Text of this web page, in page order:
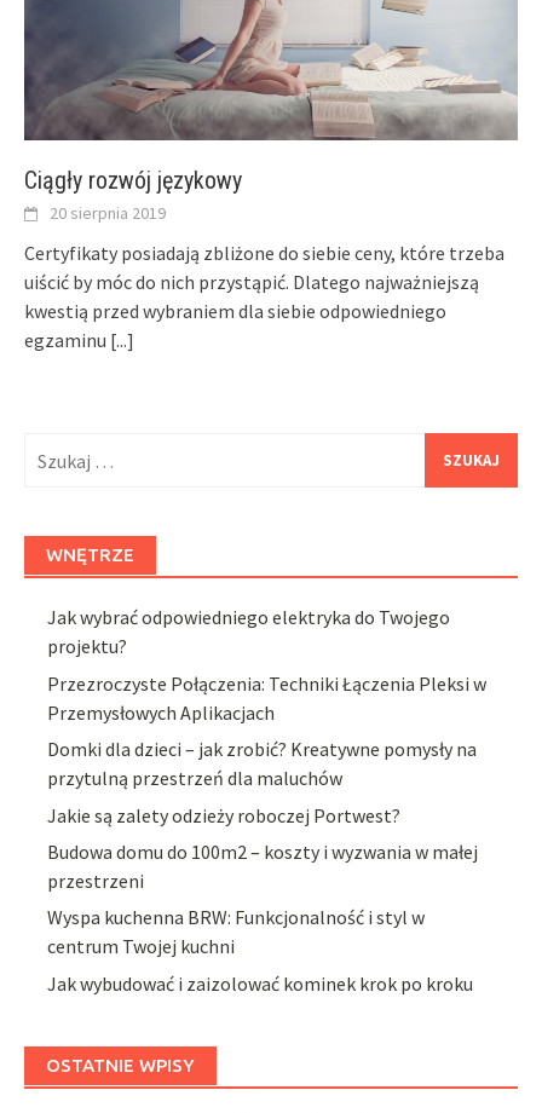
Ciągły rozwój językowy
20 sierpnia 2019
Certyfikaty posiadają zbliżone do siebie ceny, które trzeba
uiścić by móc do nich przystąpić. Dlatego najważniejszą
kwestią przed wybraniem dla siebie odpowiedniego
egzaminu [...]
WNĘTRZE
Jak wybrać odpowiedniego elektryka do Twojego
projektu?
Przezroczyste Połączenia: Techniki Łączenia Pleksi w
Przemysłowych Aplikacjach
Domki dla dzieci – jak zrobić? Kreatywne pomysły na
przytulną przestrzeń dla maluchów
Jakie są zalety odzieży roboczej Portwest?
Budowa domu do 100m2 – koszty i wyzwania w małej
przestrzeni
Wyspa kuchenna BRW: Funkcjonalność i styl w
centrum Twojej kuchni
Jak wybudować i zaizolować kominek krok po kroku
OSTATNIE WPISY